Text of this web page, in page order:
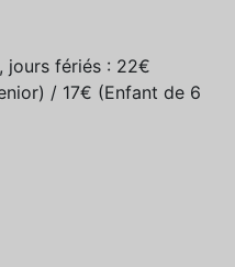
jours fériés : 22€
/ 17€ (Enfant de 6